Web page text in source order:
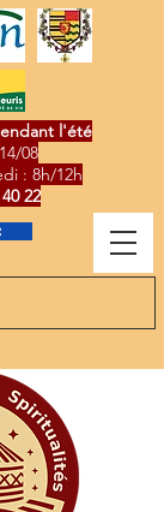
l'été
08
: 8h/12h
22